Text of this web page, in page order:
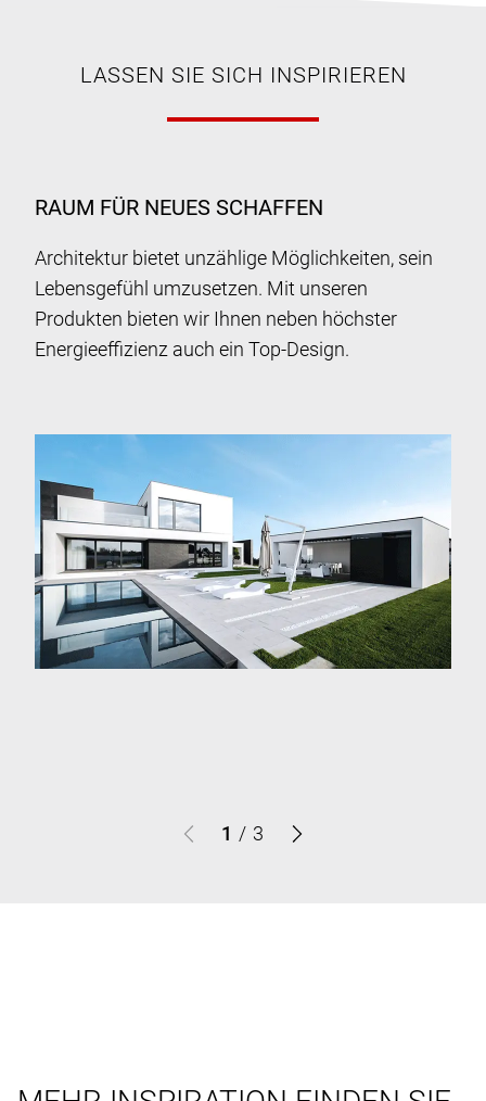
LASSEN SIE SICH INSPIRIEREN
RAUM FÜR NEUES SCHAFFEN
Architektur bietet unzählige Möglichkeiten, sein
Lebensgefühl umzusetzen. Mit unseren
Produkten bieten wir Ihnen neben höchster
Energieeffizienz auch ein Top-Design.
1 / 3